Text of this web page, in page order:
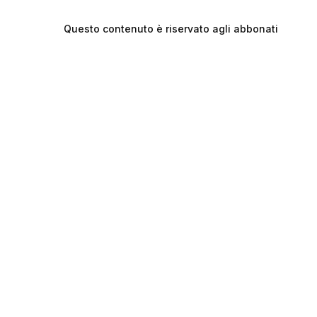
Questo contenuto è riservato agli abbonati